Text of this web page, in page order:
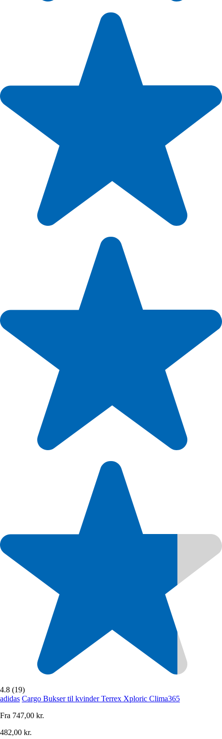
4.8 (19)
adidas Cargo Bukser til kvinder Terrex Xploric Clima365
Fra 747,00 kr.
482,00 kr.